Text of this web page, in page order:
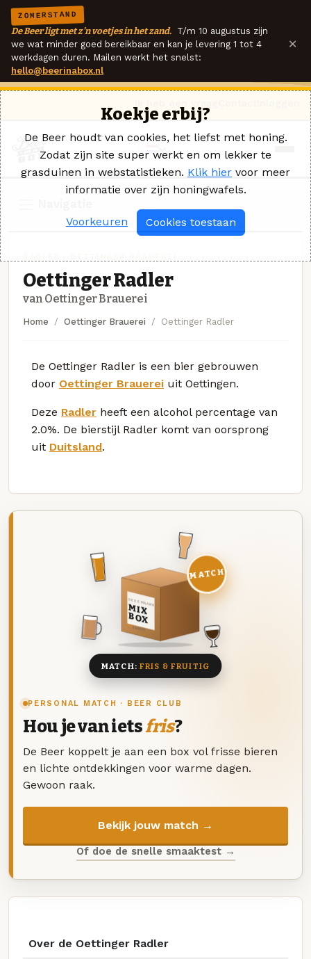
ZOMERSTAND
De Beer ligt met z'n voetjes in het zand. T/m 10 augustus zijn
we wat minder goed bereikbaar en kan je levering 1 tot 4
werkdagen duren. Mailen werkt het snelst:
hello@beerinabox.nl
×
Oettinger Radler
van Oettinger Brauerei
Home Oettinger Brauerei Oettinger Radler
De Oettinger Radler is een bier gebrouwen
door Oettinger Brauerei uit Oettingen.
Deze Radler heeft een alcohol percentage van
2.0%. De bierstijl Radler komt van oorsprong
uit Duitsland.
PERSONAL MATCH · BEER CLUB
Hou je van ietsfris?
De Beer koppelt je aan een box vol frisse bieren
en lichte ontdekkingen voor warme dagen.
Gewoon raak.
Bekijk jouw match →
Of doe de snelle smaaktest →
DEZE MAAND
MIX
BOX
8 BIEREN
MATCH
MATCH: FRIS & FRUITIG
Over de Oettinger Radler
Koekje erbij?
De Beer houdt van cookies, het liefst met honing.
Zodat zijn site super werkt en om lekker te
grasduinen in webstatistieken. Klik hier voor meer
informatie over zijn honingwafels.
Voorkeuren Cookies toestaan